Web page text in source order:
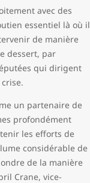
avec des
essentiel là où il
de manière
dessert, par
qui dirigent
un partenaire de
profondément
les efforts de
considérable de
de la manière
Crane, vice-